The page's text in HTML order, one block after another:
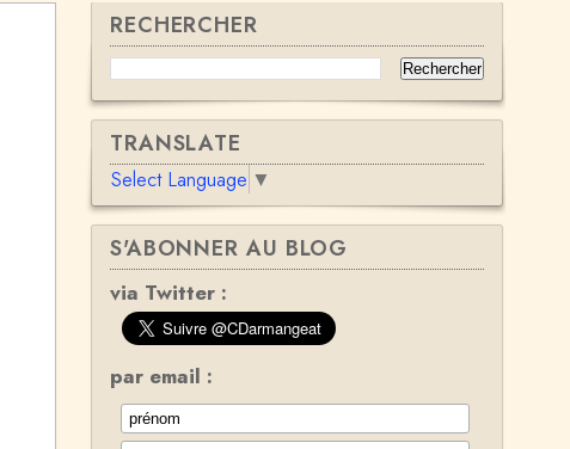
RECHERCHER
TRANSLATE
Select Language ▼
S'ABONNER AU BLOG
via Twitter :
par email :